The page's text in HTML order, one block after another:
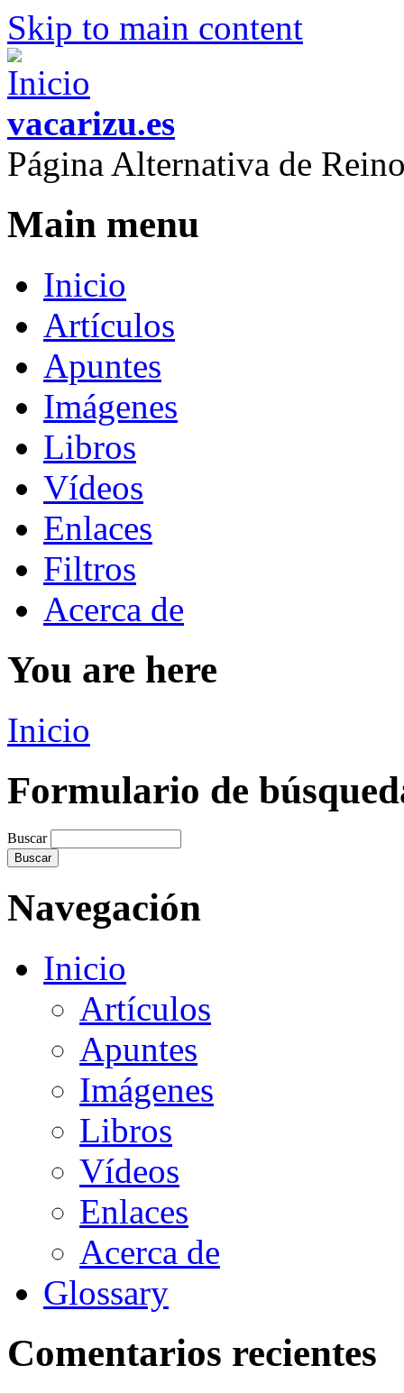
Skip to main content
vacarizu.es
Página Alternativa de
Main menu
Inicio
Artículos
Apuntes
Imágenes
Libros
Vídeos
Enlaces
Filtros
Acerca de
You are here
Inicio
Formulario de
Buscar
Navegación
Inicio
Artículos
Apuntes
Imágenes
Libros
Vídeos
Enlaces
Acerca de
Glossary
Comentarios recientes